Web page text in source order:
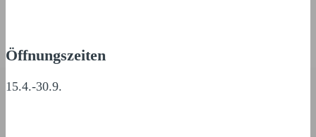
Öffnungszeiten
15.4.-30.9.